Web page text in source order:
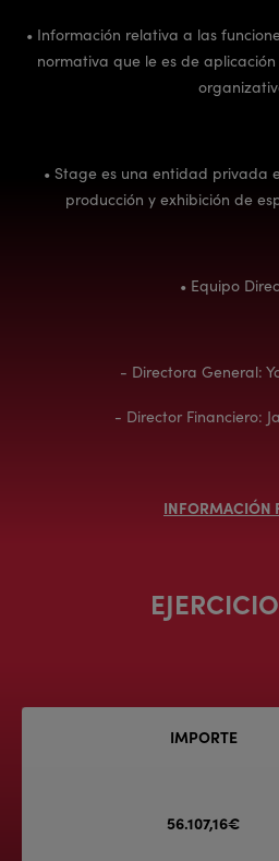
• Información relativa a las
normativa que le es de
• Stage es una entidad privada
producción y exhibición de
• Equipo
- Directora General:
- Director Financiero:
INFORMACIÓN
IMPORTE
56.107,16€